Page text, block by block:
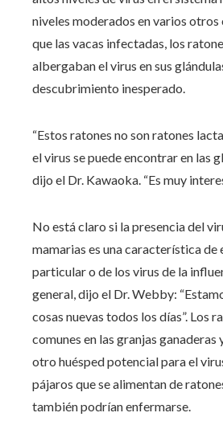
niveles moderados en varios otros
que las vacas infectadas, los
albergaban el virus en sus
descubrimiento inesperado.
“Estos ratones no son ratones
el virus se puede encontrar en las
dijo el Dr. Kawaoka. “Es muy
No está claro si la presencia del
mamarias es una característica de
particular o de los virus de la
general, dijo el Dr. Webby:
cosas nuevas todos los días”. Los
comunes en las granjas
otro huésped potencial para el
pájaros que se alimentan de
también podrían enfermarse.